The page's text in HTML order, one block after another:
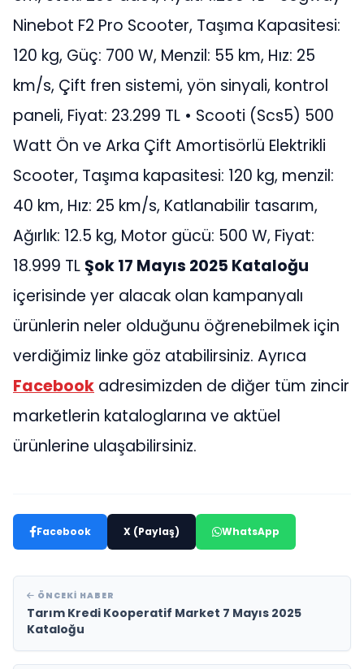
Ninebot F2 Pro Scooter, Taşıma Kapasitesi:
120 kg, Güç: 700 W, Menzil: 55 km, Hız: 25
km/s, Çift fren sistemi, yön sinyali, kontrol
paneli, Fiyat: 23.299 TL • Scooti (Scs5) 500
Watt Ön ve Arka Çift Amortisörlü Elektrikli
Scooter, Taşıma kapasitesi: 120 kg, menzil:
40 km, Hız: 25 km/s, Katlanabilir tasarım,
Ağırlık: 12.5 kg, Motor gücü: 500 W, Fiyat:
18.999 TLŞok 17 Mayıs 2025 Kataloğu
içerisinde yer alacak olan kampanyalı
ürünlerin neler olduğunu öğrenebilmek için
verdiğimiz linke göz atabilirsiniz. Ayrıca
Facebook adresimizden de diğer tüm zincir
marketlerin kataloglarına ve aktüel
ürünlerine ulaşabilirsiniz.
Facebook X (Paylaş) WhatsApp
ÖNCEKI HABER
Tarım Kredi Kooperatif Market 7 Mayıs 2025
Kataloğu